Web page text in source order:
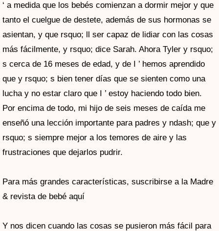
‘ a medida que los bebés comienzan a dormir mejor y que
tanto el cuelgue de destete, además de sus hormonas se
asientan, y que rsquo; ll ser capaz de lidiar con las cosas
más fácilmente, y rsquo; dice Sarah. Ahora Tyler y rsquo;
s cerca de 16 meses de edad, y de I ’ hemos aprendido
que y rsquo; s bien tener días que se sienten como una
lucha y no estar claro que I ’ estoy haciendo todo bien.
Por encima de todo, mi hijo de seis meses de caída me
enseñó una lección importante para padres y ndash; que y
rsquo; s siempre mejor a los temores de aire y las
frustraciones que dejarlos pudrir.
Para más grandes características, suscribirse a la Madre
& revista de bebé aquí
Y nos dicen cuando las cosas se pusieron más fácil para